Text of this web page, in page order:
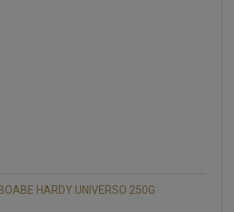
HARDY UNIVERSO 250G